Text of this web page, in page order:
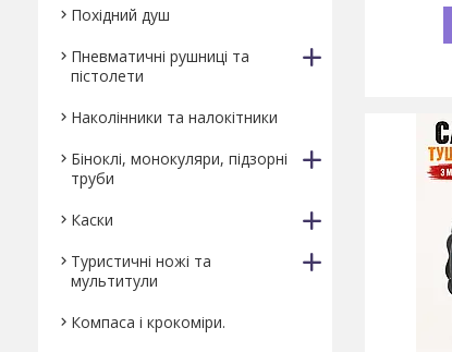
Похідний душ
Пневматичні рушниці та
пістолети
Наколінники та налокітники
Біноклі, монокуляри, підзорні
труби
Каски
Туристичні ножі та
мультитули
Компаса і крокоміри.